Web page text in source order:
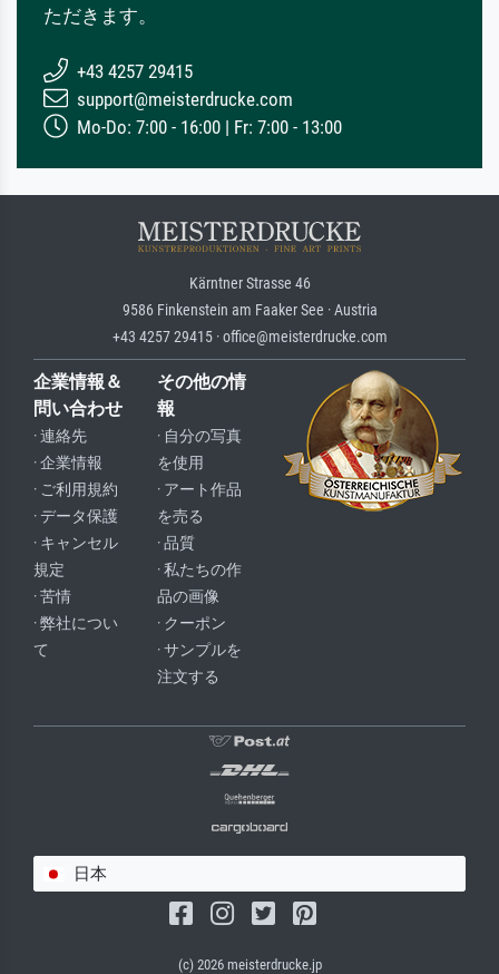
ただきます。
+43 4257 29415
support@meisterdrucke.com
Mo-Do: 7:00 - 16:00 | Fr: 7:00 - 13:00
Kärntner Strasse 46
9586 Finkenstein am Faaker See · Austria
+43 4257 29415 · office@meisterdrucke.com
企業情報＆
問い合わせ
· 連絡先
· 企業情報
· ご利用規約
· データ保護
· キャンセル
規定
· 苦情
· 弊社につい
て
その他の情
報
· 自分の写真
を使用
· アート作品
を売る
· 品質
· 私たちの作
品の画像
· クーポン
· サンプルを
注文する
日本
(c) 2026 meisterdrucke.jp